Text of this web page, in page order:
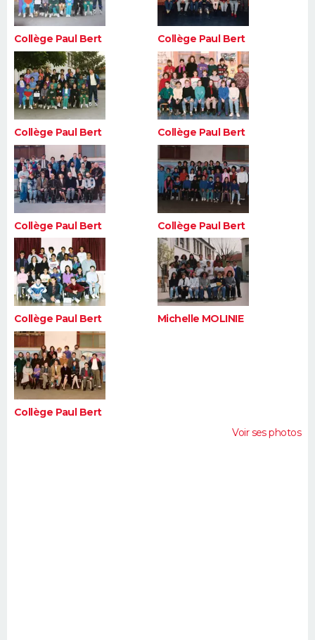
Collège Paul Bert Collège Paul Bert
Collège Paul Bert Collège Paul Bert
Collège Paul Bert Collège Paul Bert
Collège Paul Bert Michelle MOLINIE
Collège Paul Bert
Voir ses photos